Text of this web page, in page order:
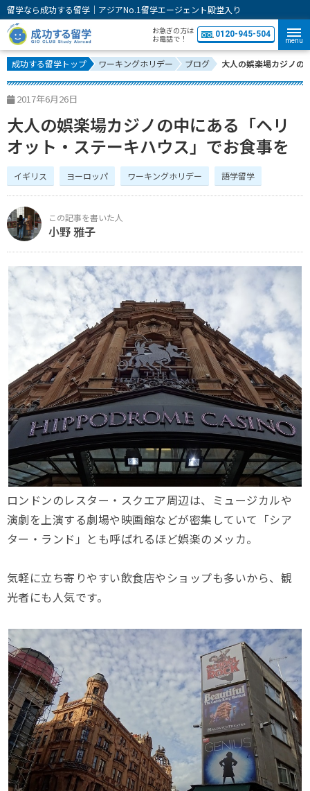
留学なら成功する留学｜アジアNo.1留学エージェント殿堂入り
お急ぎの方は
お電話で！
0120-945-504
menu
成功する留学トップ ワーキングホリデー ブログ 大人の娯楽場カジノの
2017年6月26日
大人の娯楽場カジノの中にある「ヘリ
オット・ステーキハウス」でお食事を
イギリス ヨーロッパ ワーキングホリデー 語学留学
小野 雅子
ロンドンのレスター・スクエア周辺は、ミュージカルや
演劇を上演する劇場や映画館などが密集していて「シア
ター・ランド」とも呼ばれるほど娯楽のメッカ。
気軽に立ち寄りやすい飲食店やショップも多いから、観
光者にも人気です。